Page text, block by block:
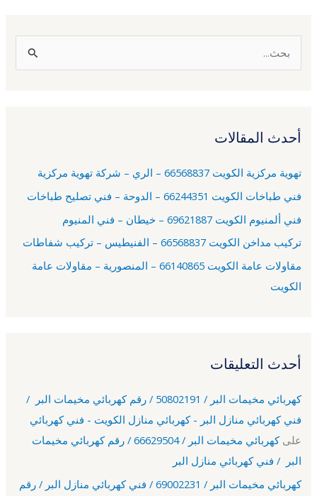
ث
ن
:
أحدث المقالات
تهوية مركزية الكويت 66568837 – الري – شركة تهوية مركزية
فني طباخات الكويت 66244351 – الدوحة – فني تصليح طباخات
فني ألمنيوم الكويت 69621887 – خيطان – فني المنيوم
تركيب مداخن الكويت 66568837 – الفنيطيس – تركيب شفاطات
مقاولات عامة الكويت 66140865 – المنصورية – مقاولات عامة
الكويت
أحدث التعليقات
كهربائي مخيمات البر / 50802191 / رقم كهربائي مخيمات البر /
فني كهربائي منازل البر - كهربائي منازل الكويت - فني كهربائي
على
كهربائي مخيمات البر / 66629504 / رقم كهربائي مخيمات
البر / فني كهربائي منازل البر
كهربائي مخيمات البر / 69002231 / فني كهربائي منازل البر / رقم